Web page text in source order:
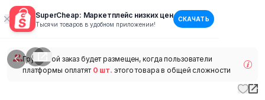
SuperCheap: Маркетплейс низких цен
Тысячи товаров в удобном приложении!
СКАЧАТЬ
1/
Групповой заказ будет размещен, когда пользователи
платформы оплатят 0 шт. этого товара в общей сложности